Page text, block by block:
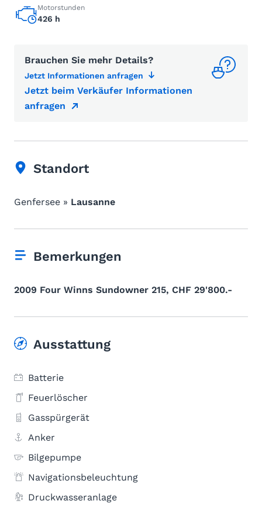
Motorstunden
426 h
Brauchen Sie mehr Details?
Jetzt Informationen anfragen
Jetzt beim Verkäufer Informationen
anfragen
Standort
Genfersee » Lausanne
Bemerkungen
2009 Four Winns Sundowner 215, CHF 29'800.-
Ausstattung
Batterie
Feuerlöscher
Gasspürgerät
Anker
Bilgepumpe
Navigationsbeleuchtung
Druckwasseranlage